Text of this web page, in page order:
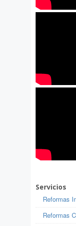
Servicios
Reformas
Reformas